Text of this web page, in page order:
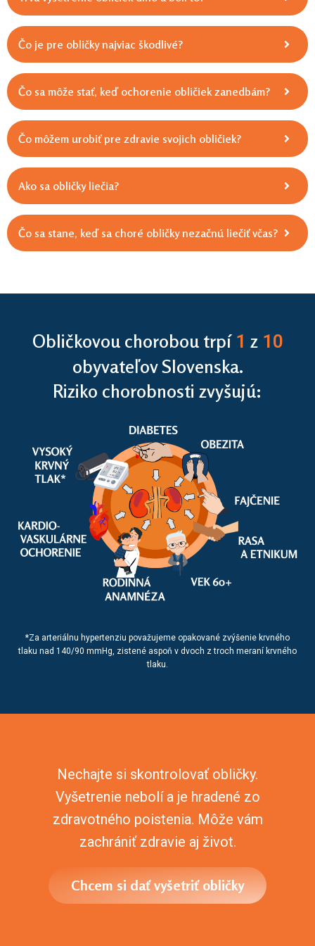
Čo je pre obličky najviac škodlivé?
Čo sa môže stať, keď ochorenie obličiek zanedbám?
Čo môžem urobiť pre zdravie svojich obličiek?
​​Ako sa obličky liečia?
Čo sa stane, keď sa choré obličky nezačnú liečiť včas?
Obličkovou chorobou trpí 1 z 10
obyvateľov Slovenska.
Riziko chorobnosti zvyšujú:
*Za arteriálnu hypertenziu považujeme opakované zvýšenie krvného
tlaku nad 140/90 mmHg, zistené aspoň v dvoch z troch meraní krvného
tlaku.
Nechajte si skontrolovať obličky.
Vyšetrenie nebolí a je hradené zo
zdravotného poistenia. Môže vám
zachrániť zdravie aj život.
Chcem si dať vyšetriť obličky